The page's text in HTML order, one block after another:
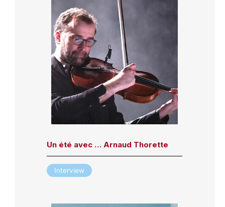
Un été avec … Arnaud Thorette
Interview